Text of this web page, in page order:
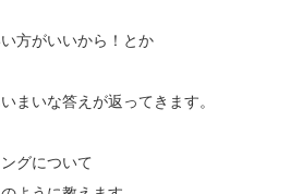
方がいいから！とか
まいな答えが返ってきます。
グについて